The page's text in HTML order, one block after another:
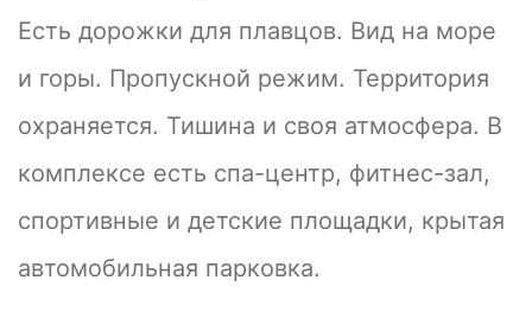
Есть дорожки для плавцов. Вид на море
и горы. Пропускной режим. Территория
охраняется. Тишина и своя атмосфера. В
комплексе есть спа-центр, фитнес-зал,
спортивные и детские площадки, крытая
автомобильная парковка.